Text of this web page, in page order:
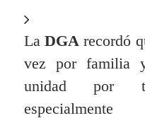
LaDGA recordó
vez por familia
unidad por